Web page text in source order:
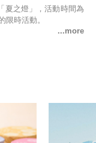
夏之燈」，活動時間為
限時活動。